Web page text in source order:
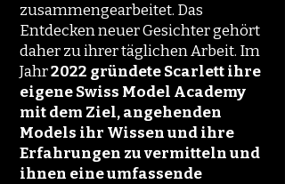
zusammengearbeitet. Das
Entdecken neuer Gesichter gehört
daher zu ihrer täglichen Arbeit. Im
Jahr2022 gründete Scarlett ihre
eigene Swiss Model Academy
mit dem Ziel, angehenden
Models ihr Wissen und ihre
Erfahrungen zu vermitteln und
ihnen eine umfassende